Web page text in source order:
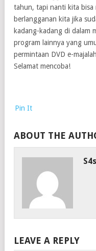
tahun, tapi nanti kita bisa
berlangganan kita jika
kadang-kadang di dalam
program lainnya yang
permintaan DVD e-
Selamat mencoba!
Pin It
ABOUT THE
LEAVE A REPLY